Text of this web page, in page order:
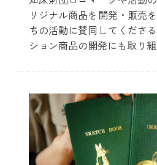
リジナル商品を開発・販売
ちの活動に賛同してくださ
ション商品の開発にも取り組